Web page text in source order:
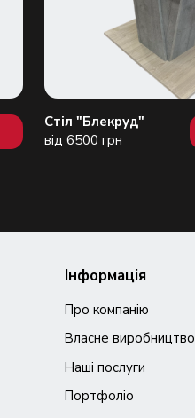
Стіл "Блекруд"
від 6500 грн
Інформація
Про компанію
Власне виробництво
Наші послуги
Портфоліо